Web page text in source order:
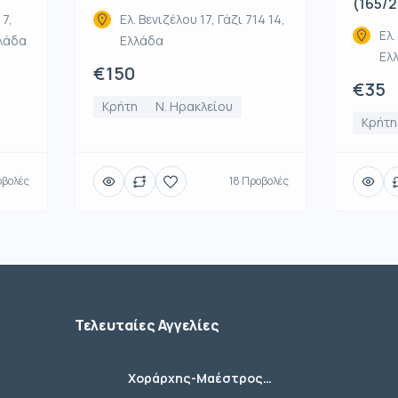
Ελ. Βενιζέλου 17, Γάζι 714 14,
Ελλάδα
€150
Κρήτη Ν. Ηρακλείου
18 Προβολές
€35
Κρήτη
Τελευταίες Αγγελίες
Χοράρχης-Μαέστρος